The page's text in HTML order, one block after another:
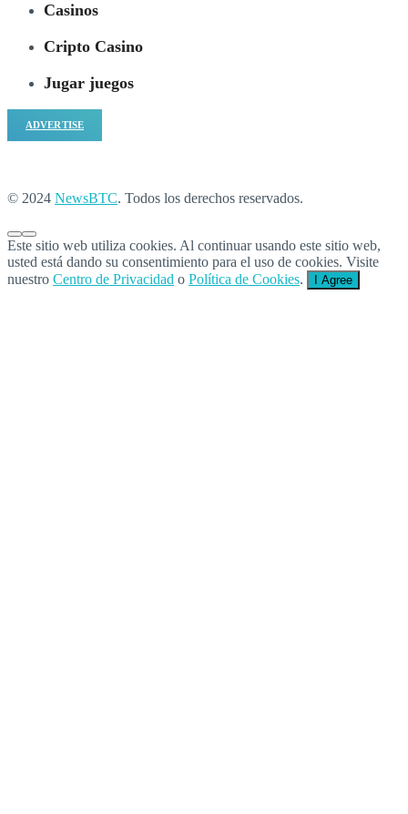
Casinos
Cripto Casino
Jugar juegos
ADVERTISE
© 2024 NewsBTC. Todos los derechos reservados.
Este sitio web utiliza cookies. Al continuar usando este sitio web,
usted está dando su consentimiento para el uso de cookies. Visite
nuestro Centro de Privacidad o Política de Cookies. I Agree